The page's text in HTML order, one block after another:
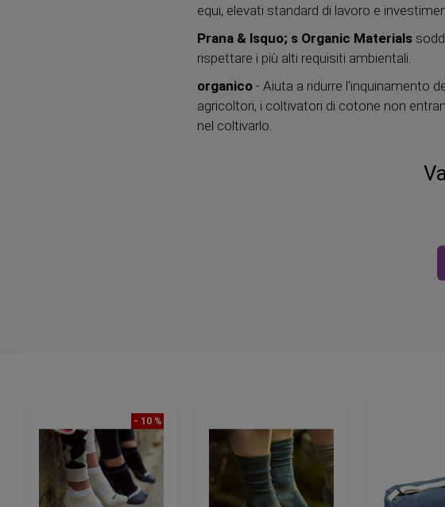
equi, elevati standard di lavoro e
Prana & lsquo; s Organic Materials
rispettare i più alti requisiti ambientali.
organico - Aiuta a ridurre l'inquinamento
agricoltori, i coltivatori di cotone non
nel coltivarlo.
- 10 %